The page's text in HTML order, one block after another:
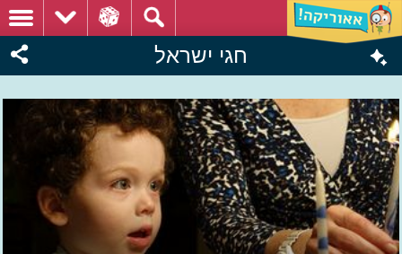
חגי ישראל